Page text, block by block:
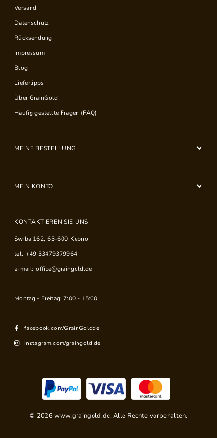
Versand
Datenschutz
Rücksendung
Impressum
Blog
Liefertipps
Über GrainGold
Häufig gestellte Fragen (FAQ)
MEINE BESTELLUNG
MEIN KONTO
KONTAKTIEREN SIE UNS
Swiba 162, 63-600 Kepno
tel. +49 33479379964
e-mail: office@graingold.de
Montag - Freitag: 7:00 - 15:00
facebook.com/GrainGoldde
instagram.com/graingold.de
© 2026 www.graingold.de. Alle Rechte vorbehalten.